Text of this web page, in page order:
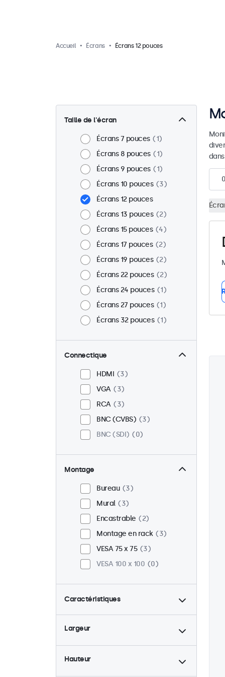
Accueil Écrans Écrans 12 pouces
Taille de l'écran
Écrans 7 pouces
1
Écrans 8 pouces
1
Écrans 9 pouces
1
Écrans 10 pouces
3
Écrans 12 pouces
Écrans 13 pouces
2
Écrans 15 pouces
4
Écrans 17 pouces
2
Écrans 19 pouces
2
Écrans 22 pouces
2
Écrans 24 pouces
1
Écrans 27 pouces
1
Écrans 32 pouces
1
Connectique
HDMI
3
VGA
3
RCA
3
BNC (CVBS)
3
BNC (SDI)
0
Montage
Bureau
3
Mural
3
Encastrable
2
Montage en rack
3
VESA 75 x 75
3
VESA 100 x 100
0
Caractéristiques
4:3 / 5:4
1
Rétro-éclairage ajustable
Largeur
Hauteur
0